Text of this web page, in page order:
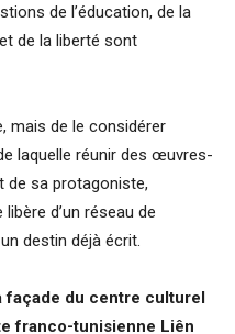
de l’éducation, de la
de la liberté sont
mais de le considérer
laquelle réunir des œuvres-
de sa protagoniste,
d’un réseau de
destin déjà écrit.
façade du centre culturel
franco-tunisienne Liên